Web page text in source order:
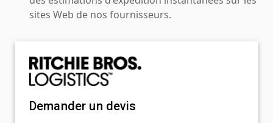
sites Web de nos fournisseurs.
Demander un devis